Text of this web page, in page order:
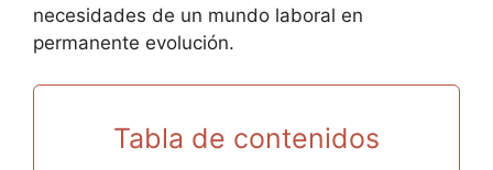
necesidades de un mundo laboral en
permanente evolución.
Tabla de contenidos